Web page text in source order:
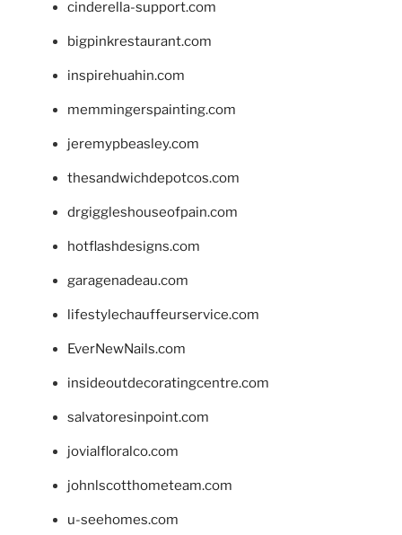
cinderella-support.com
bigpinkrestaurant.com
inspirehuahin.com
memmingerspainting.com
jeremypbeasley.com
thesandwichdepotcos.com
drgiggleshouseofpain.com
hotflashdesigns.com
garagenadeau.com
lifestylechauffeurservice.com
EverNewNails.com
insideoutdecoratingcentre.com
salvatoresinpoint.com
jovialfloralco.com
johnlscotthometeam.com
u-seehomes.com